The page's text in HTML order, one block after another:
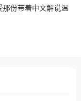
份带着中文解说温